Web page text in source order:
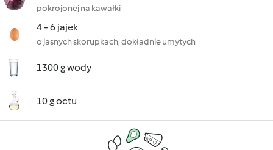
pokrojonej na kawałki
4 - 6 jajek
o jasnych skorupkach, dokładnie umytych
1300 g wody
10 g octu